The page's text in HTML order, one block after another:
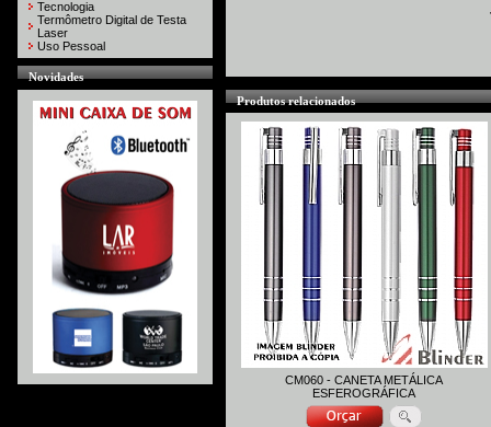
Tecnologia
Termômetro Digital de Testa
Laser
Uso Pessoal
Novidades
Produtos relacionados
CM060 - CANETA METÁLICA
ESFEROGRÁFICA